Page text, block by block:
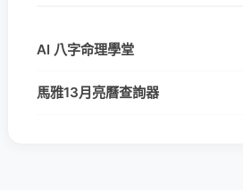
AI 八字命理學堂
馬雅13月亮曆查詢器